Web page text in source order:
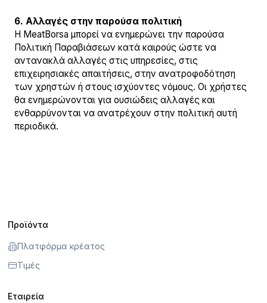
6. Αλλαγές στην παρούσα πολιτική
Η MeatBorsa μπορεί να ενημερώνει την παρούσα
Πολιτική Παραβιάσεων κατά καιρούς ώστε να
αντανακλά αλλαγές στις υπηρεσίες, στις
επιχειρησιακές απαιτήσεις, στην ανατροφοδότηση
των χρηστών ή στους ισχύοντες νόμους. Οι χρήστες
θα ενημερώνονται για ουσιώδεις αλλαγές και
ενθαρρύνονται να ανατρέχουν στην πολιτική αυτή
περιοδικά.
Προϊόντα
Πλατφόρμα κρέατος
Τιμές
Εταιρεία